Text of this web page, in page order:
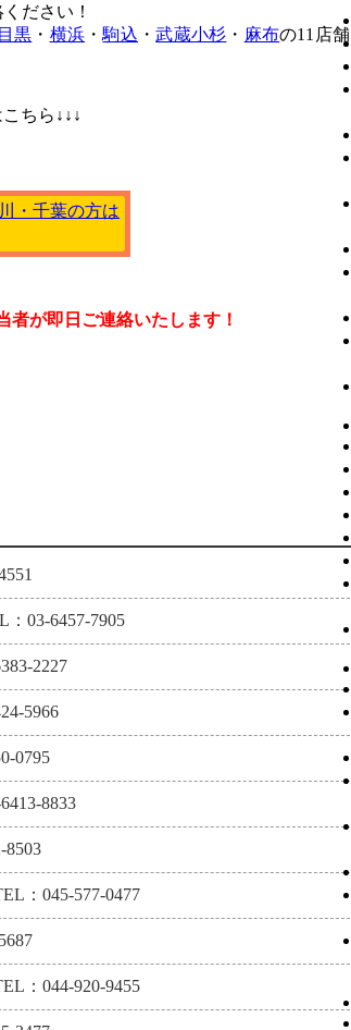
ださい！
目黒 ・ 横浜 ・駒込 ・武蔵小杉 ・ 麻布の11店舗
ちら↓↓↓
者が即日ご連絡いたします！
03-6457-7905
2227
5966
0795
8833
：045-577-0477
：044-920-9455